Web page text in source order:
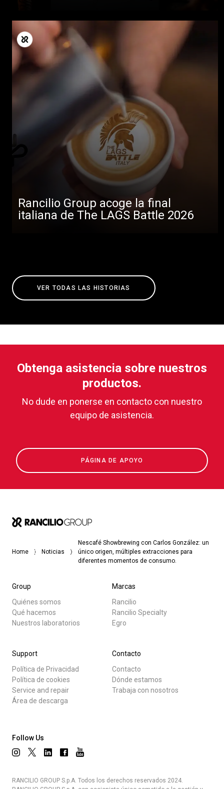
Rancilio Group acoge la final
italiana de The LAGS Battle 2026
VER TODAS LAS HISTORIAS
Obtenga asistencia sobre nuestros
productos.
No dude en ponerse en contacto con nuestro
equipo de asistencia.
PÁGINA DE APOYO
Home Noticias
Nescafé Showbrewing con Carlos González: un
único origen, múltiples extracciones para
diferentes momentos de consumo.
Group
Quiénes somos
Qué hacemos
Nuestros laboratorios
Marcas
Rancilio
Rancilio Specialty
Egro
Support
Política de Privacidad
Política de cookies
Service and repair
Área de descarga
Contacto
Contacto
Dónde estamos
Trabaja con nosotros
Follow Us
RANCILIO GROUP S.p.A. Todos los derechos reservados 2024.